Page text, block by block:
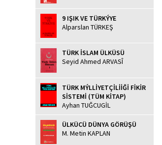
9 IŞIK VE TÜRKÝYE
Alparslan TÜRKEŞ
TÜRK İSLAM ÜLKÜSÜ
Seyid Ahmed ARVASÎ
TÜRK MÝLLİYETÇİLİİĞİ FİKİR
SİSTEMİ (TÜM KİTAP)
Ayhan TUĞCUGİL
ÜLKÜCÜ DÜNYA GÖRÜŞÜ
M. Metin KAPLAN